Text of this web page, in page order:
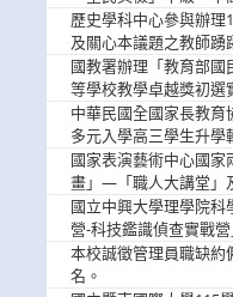
歷史學科中心參與辦理
及關心本議題之教師踴
國教署辦理「教育部國
等學校教學卓越獎初選
中華民國全國家長教育
多元入學高三學生升學
國家表演藝術中心國家
畫」—「職人大講堂」
參與。
國立中興大學理學院科
營-科技鑑識偵查實戰
加。
本校誠徵管理員職缺約
名。